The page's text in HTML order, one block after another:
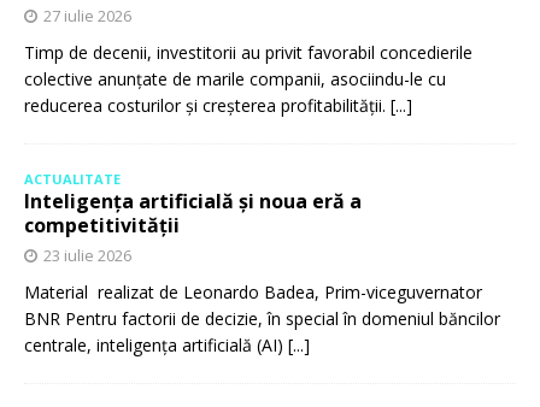
27 iulie 2026
Timp de decenii, investitorii au privit favorabil concedierile
colective anunțate de marile companii, asociindu-le cu
reducerea costurilor și creșterea profitabilității. [...]
ACTUALITATE
Inteligența artificială și noua eră a
competitivității
23 iulie 2026
Material realizat de Leonardo Badea, Prim-viceguvernator
BNR Pentru factorii de decizie, în special în domeniul băncilor
centrale, inteligența artificială (AI) [...]